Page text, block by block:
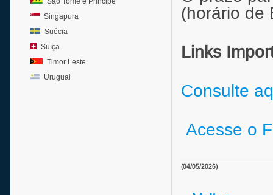
Singapura
Suécia
Suíça
Timor Leste
Uruguai
(horário de
Links
Consulte
Acesse o
(04/05/2026)